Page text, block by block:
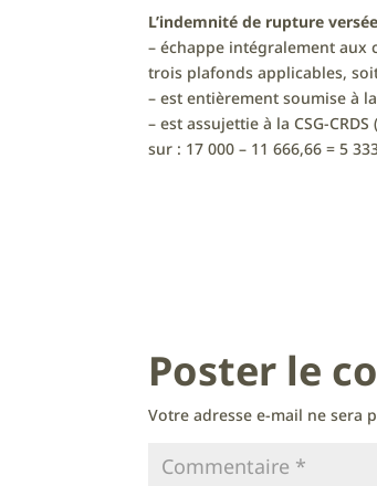
L’indemnité de rupture
– échappe intégralement aux
trois plafonds applicables,
– est entièrement soumise à
– est assujettie à la CSG-
sur : 17 000 – 11 666,66 = 5
Poster le
Votre adresse e-mail ne sera